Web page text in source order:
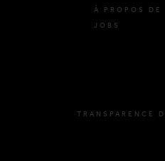
À PROPOS DE
JOBS
TRANSPARENCE